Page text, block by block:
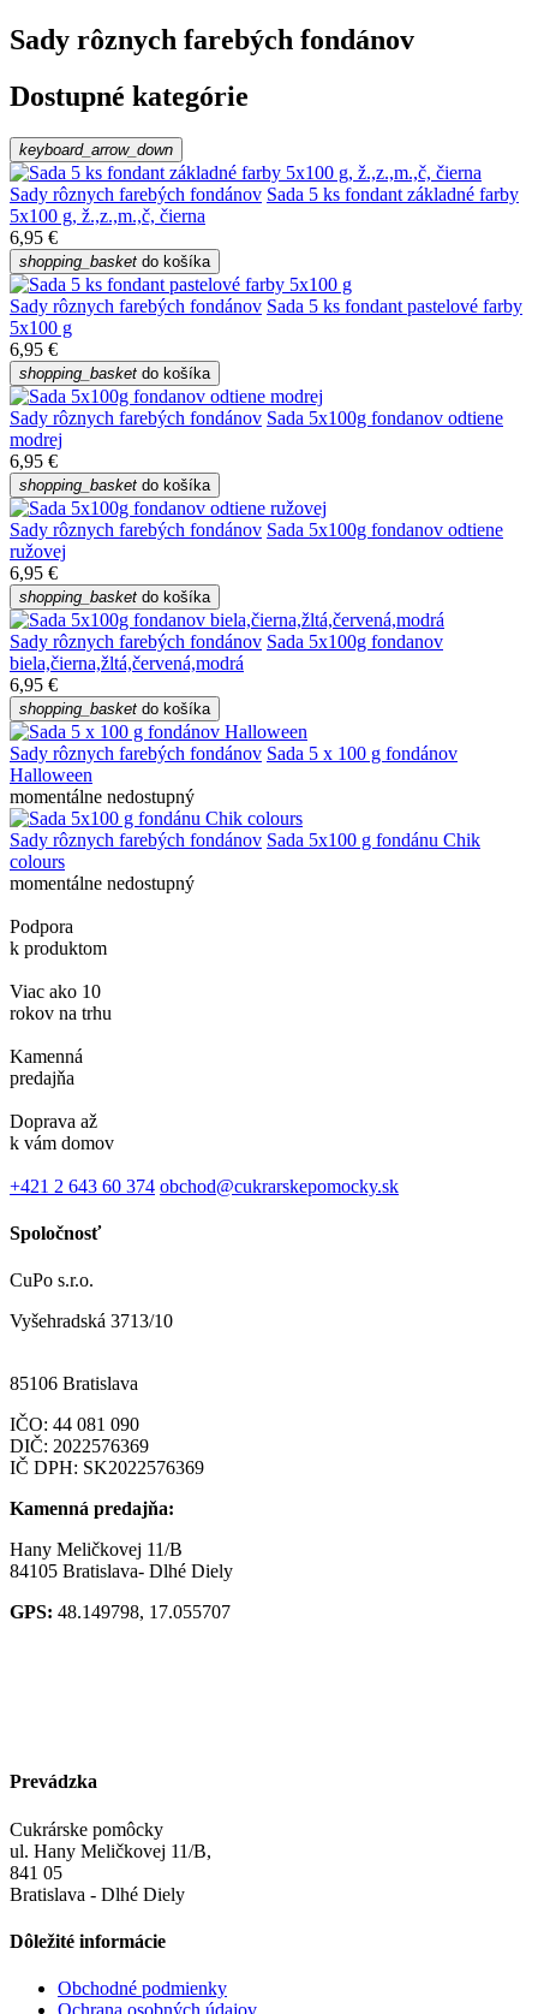
Sady rôznych farebých fondánov
Dostupné kategórie
keyboard_arrow_down
Sady rôznych farebých fondánov Sada 5 ks fondant základné farby
5x100 g, ž.,z.,m.,č, čierna
6,95 €
shopping_basket do košíka
Sady rôznych farebých fondánov Sada 5 ks fondant pastelové farby
5x100 g
6,95 €
shopping_basket do košíka
Sady rôznych farebých fondánov Sada 5x100g fondanov odtiene
modrej
6,95 €
shopping_basket do košíka
Sady rôznych farebých fondánov Sada 5x100g fondanov odtiene
ružovej
6,95 €
shopping_basket do košíka
Sady rôznych farebých fondánov Sada 5x100g fondanov
biela,čierna,žltá,červená,modrá
6,95 €
shopping_basket do košíka
Sady rôznych farebých fondánov Sada 5 x 100 g fondánov
Halloween
momentálne nedostupný
Sady rôznych farebých fondánov Sada 5x100 g fondánu Chik
colours
momentálne nedostupný
Podpora
k produktom
Viac ako 10
rokov na trhu
Kamenná
predajňa
Doprava až
k vám domov
+421 2 643 60 374 obchod@cukrarskepomocky.sk
Spoločnosť
CuPo s.r.o.
Vyšehradská 3713/10
85106 Bratislava
IČO: 44 081 090
DIČ: 2022576369
IČ DPH: SK2022576369
Kamenná predajňa:
Hany Meličkovej 11/B
84105 Bratislava- Dlhé Diely
GPS: 48.149798, 17.055707
Prevádzka
Cukrárske pomôcky
ul. Hany Meličkovej 11/B,
841 05
Bratislava - Dlhé Diely
Dôležité informácie
Obchodné podmienky